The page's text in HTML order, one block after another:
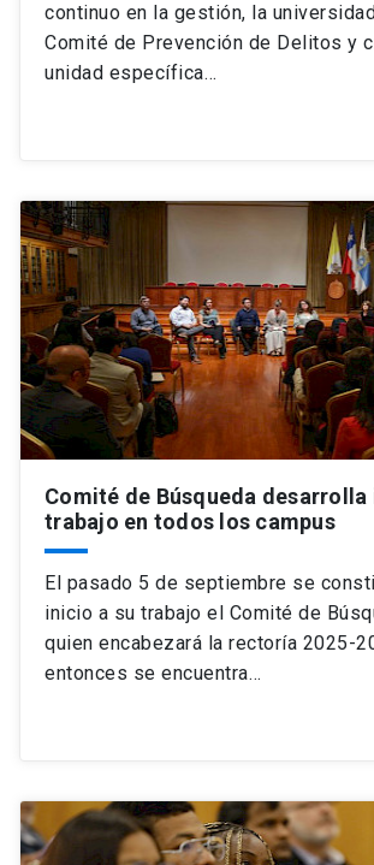
continuo en la gestión, la
Comité de Prevención de Delitos y
unidad específica…
Comité de Búsqueda desarrolla
trabajo en todos los campus
El pasado 5 de septiembre se
inicio a su trabajo el Comité de
quien encabezará la rectoría 2025-
entonces se encuentra…